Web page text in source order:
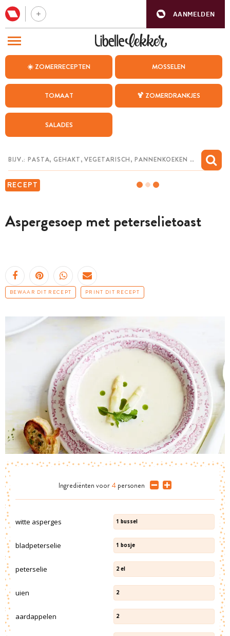
AANMELDEN
☀️ ZOMERRECEPTEN MOSSELEN
TOMAAT 🍹 ZOMERDRANKJES
SALADES
RECEPT
Aspergesoep met peterselietoast
BEWAAR DIT RECEPT PRINT DIT RECEPT
Ingrediënten voor 4 personen
witte asperges 1 bussel
bladpeterselie 1 bosje
peterselie 2 el
uien 2
aardappelen 2
BEZOEK ONZE ANDERE WEBSITES
WEEKMENU
CHAT MET MAIA
MIJN BEWAARDE RECEPTEN